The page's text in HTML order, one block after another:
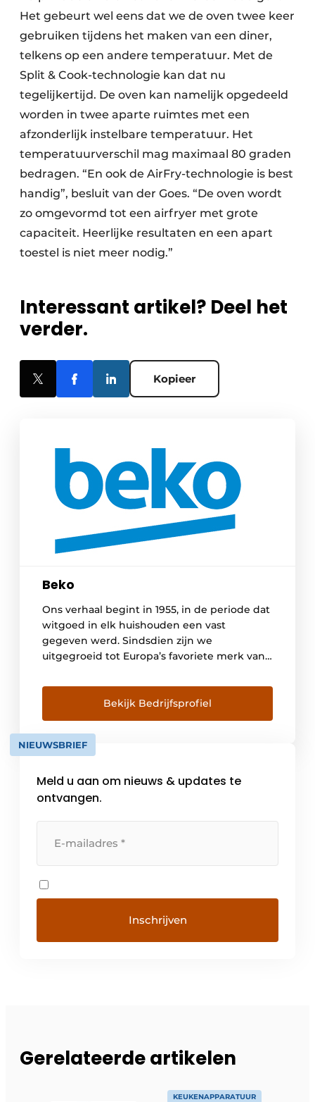
Het gebeurt wel eens dat we de oven twee keer
gebruiken tijdens het maken van een diner,
telkens op een andere temperatuur. Met de
Split & Cook-technologie kan dat nu
tegelijkertijd. De oven kan namelijk opgedeeld
worden in twee aparte ruimtes met een
afzonderlijk instelbare temperatuur. Het
temperatuurverschil mag maximaal 80 graden
bedragen. “En ook de AirFry-technologie is best
handig”, besluit van der Goes. “De oven wordt
zo omgevormd tot een airfryer met grote
capaciteit. Heerlijke resultaten en een apart
toestel is niet meer nodig.”
Interessant artikel? Deel het
verder.
Kopieer
Beko
Ons verhaal begint in 1955, in de periode dat
witgoed in elk huishouden een vast
gegeven werd. Sindsdien zijn we
uitgegroeid tot Europa’s favoriete merk van
afgelopen twintig jaar hebben we ons
gericht op innovatie om het leven van onze
klanten gemakkelijker en gezonder te
maken. Het gebruiksgemak en de
praktische […]
Bekijk Bedrijfsprofiel
NIEUWSBRIEF
Meld u aan om nieuws & updates te
ontvangen.
Gerelateerde artikelen
KEUKENAPPARATUUR